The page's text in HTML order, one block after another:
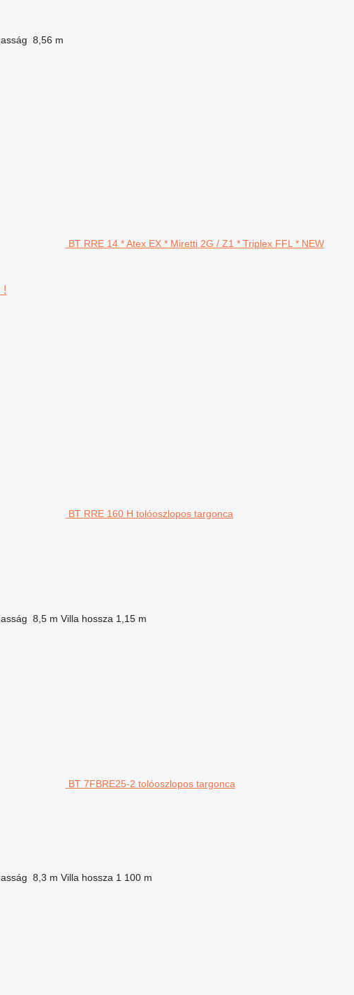
8,56 m
BT RRE 14 * Atex EX * Miretti 2G / Z1 * Triplex FFL * NEW
!
BT RRE 160 H tolóoszlopos targonca
8,5 m Villa hossza 1,15 m
BT 7FBRE25-2 tolóoszlopos targonca
8,3 m Villa hossza 1 100 m